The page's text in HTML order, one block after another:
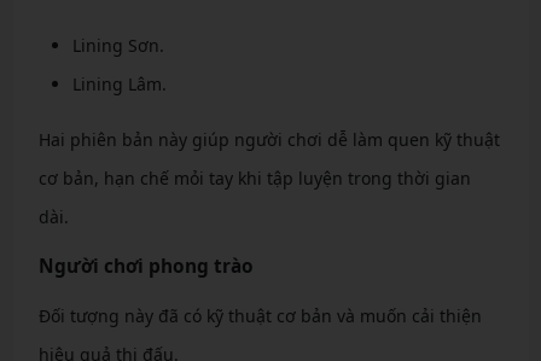
Lining Sơn.
Lining Lâm.
Hai phiên bản này giúp người chơi dễ làm quen kỹ thuật
cơ bản, hạn chế mỏi tay khi tập luyện trong thời gian
dài.
Người chơi phong trào
Đối tượng này đã có kỹ thuật cơ bản và muốn cải thiện
hiệu quả thi đấu.